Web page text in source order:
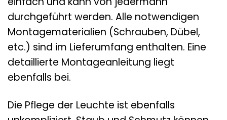
durchgeführt werden. Alle notwendigen
Montagematerialien (Schrauben, Dübel,
etc.) sind im Lieferumfang enthalten. Eine
detaillierte Montageanleitung liegt
ebenfalls bei.
Die Pflege der Leuchte ist ebenfalls